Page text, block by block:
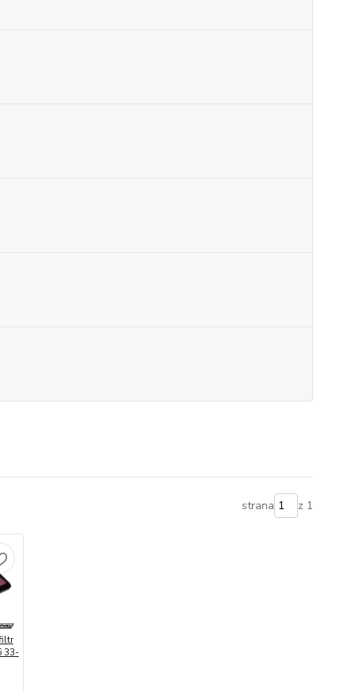
strana z 1
33-